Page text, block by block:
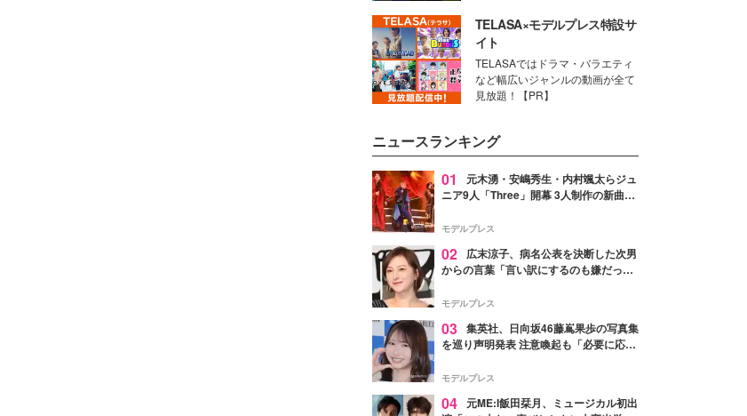
TELASA×モデルプレス特設サ
イト
TELASAではドラマ・バラエティ
など幅広いジャンルの動画が全て
見放題！【PR】
ニュースランキング
01
元木湧・安嶋秀生・内村颯太らジュ
ニア9人「Three」開幕 3人制作の新曲＆
進んで夢を掴みたい」【ゲネプロレポ】
モデルプレス
02
広末涼子、病名公表を決断した次男
からの言葉「言い訳にするのも嫌だっ
モデルプレス
03 集英社、日向坂46藤嶌果歩の写真集
を巡り声明発表 注意喚起も「必要に応じ
モデルプレス
04 元ME:I飯田栞月、ミュージカル初出